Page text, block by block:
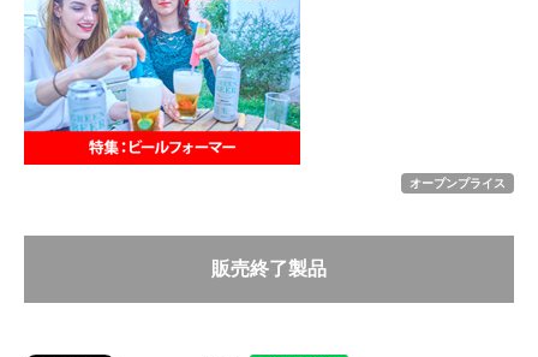
オープンプライス
販売終了製品